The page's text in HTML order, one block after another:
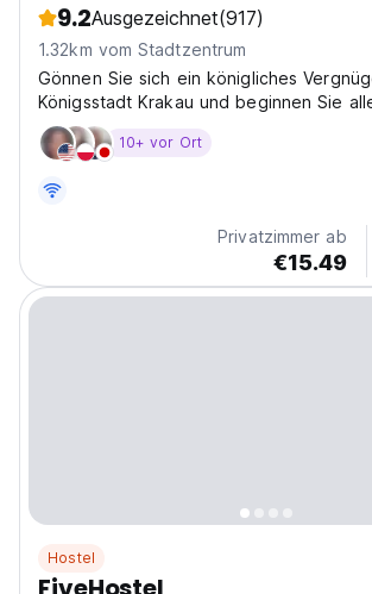
9.2Ausgezeichnet(917)
1.32km vom Stadtzentrum
Gönnen Sie sich ein königliches
Königsstadt Krakau und beginnen Sie
stilvollen Hostel, das wir speziell für Sie
haben. Das Deco Hostel wurde im Juni
10+ vor Ort
Privatzimmer ab
€15.49
Hostel